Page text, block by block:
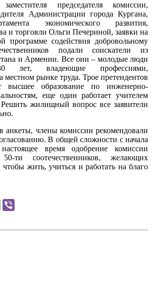
председателя комиссии,
Администрации города Кургана,
экономического развития,
и торговли Ольги Печериной, заявки на
программе содействия добровольному
подали соискатели из
и Армении. Все они – молодые люди
лет, владеющие профессиями,
местном рынке труда. Трое претендентов
высшее образование по инженерно-
еще один работает учителем
Решить жилищный вопрос все заявители
анкеты, члены комиссии рекомендовали
В общей сложности с начала
время одобрение комиссии
ти соотечественников, желающих
чтобы жить, учиться и работать на благо